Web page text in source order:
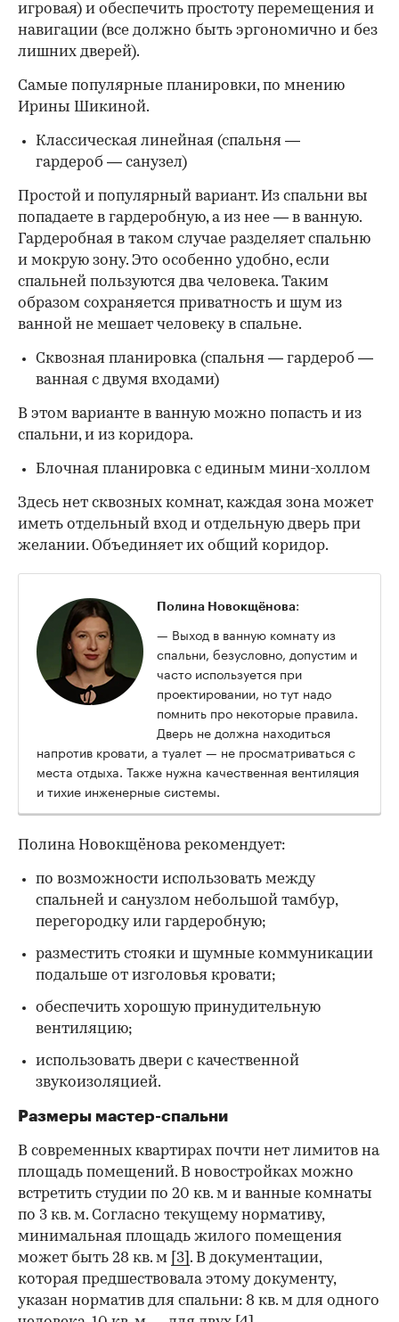
игровая) и обеспечить простоту перемещения и
навигации (все должно быть эргономично и без
лишних дверей).
Самые популярные планировки, по мнению
Ирины Шикиной.
Классическая линейная (спальня —
гардероб — санузел)
Простой и популярный вариант. Из спальни вы
попадаете в гардеробную, а из нее — в ванную.
Гардеробная в таком случае разделяет спальню
и мокрую зону. Это особенно удобно, если
спальней пользуются два человека. Таким
образом сохраняется приватность и шум из
ванной не мешает человеку в спальне.
Сквозная планировка (спальня — гардероб —
ванная с двумя входами)
В этом варианте в ванную можно попасть и из
спальни, и из коридора.
Блочная планировка с единым мини-холлом
Здесь нет сквозных комнат, каждая зона может
иметь отдельный вход и отдельную дверь при
желании. Объединяет их общий коридор.
Полина Новокщёнова:
— Выход в ванную комнату из
спальни, безусловно, допустим и
часто используется при
проектировании, но тут надо
помнить про некоторые правила.
Дверь не должна находиться
напротив кровати, а туалет — не просматриваться с
места отдыха. Также нужна качественная вентиляция
и тихие инженерные системы.
Полина Новокщёнова рекомендует:
по возможности использовать между
спальней и санузлом небольшой тамбур,
перегородку или гардеробную;
разместить стояки и шумные коммуникации
подальше от изголовья кровати;
обеспечить хорошую принудительную
вентиляцию;
использовать двери с качественной
звукоизоляцией.
Размеры мастер-спальни
В современных квартирах почти нет лимитов на
площадь помещений. В новостройках можно
встретить студии по 20 кв. м и ванные комнаты
по 3 кв. м. Согласно текущему нормативу,
минимальная площадь жилого помещения
может быть 28 кв. м
[3] . В документации,
которая предшествовала этому документу,
указан норматив для спальни: 8 кв. м для одного